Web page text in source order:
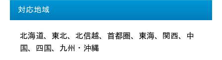
対応地域
北海道、東北、北信越、首都圏、東海、関西、中
国、四国、九州・沖縄